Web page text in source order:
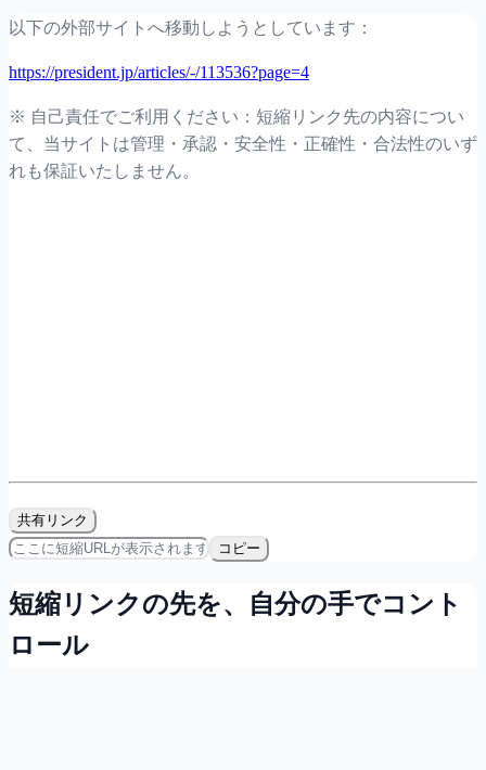
以下の外部サイトへ移動しようとしています：
https://president.jp/articles/-/113536?page=4
※ 自己責任でご利用ください：短縮リンク先の内容につい
て、当サイトは管理・承認・安全性・正確性・合法性のいず
れも保証いたしません。
共有リンク
コピー
短縮リンクの先を、自分の手でコント
ロール